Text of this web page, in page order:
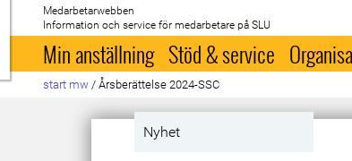
Till startsida
Medarbetarwebben
Information och service för medarbetare på SLU
Min anställning Stöd & service
start mw / Årsberättelse 2024-SSC
Nyhet